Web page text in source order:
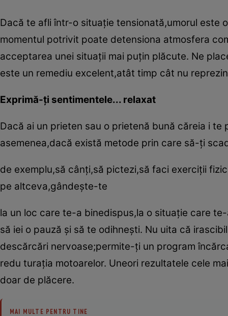
Dacă te afli într-o situaţie tensionată,umorul este
momentul potrivit poate detensiona atmosfera
acceptarea unei situaţii mai puţin plăcute. Ne
este un remediu excelent,atât timp cât nu
Exprimă-ţi sentimentele... relaxat
Dacă ai un prieten sau o prietenă bună căreia i
asemenea,dacă există metode prin care să-ţi
de exemplu,să cânţi,să pictezi,să faci exerciţii
pe altceva,gândeşte-te
la un loc care te-a binedispus,la o situaţie care
să iei o pauză şi să te odihneşti. Nu uita că
descărcări nervoase;permite-ţi un program
redu turaţia motoarelor. Uneori rezultatele cele
doar de plăcere.
MAI MULTE PENTRU TINE